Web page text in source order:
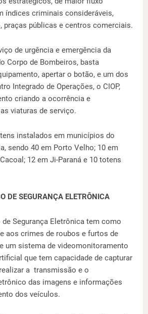
índices criminais consideráveis,
praças públicas e centros comerciais.
de urgência e emergência da
Corpo de Bombeiros, basta
apertar o botão, e um dos
Integrado de Operações, o CIOP,
criando a ocorrência e
viaturas de serviço.
instalados em municípios do
sendo 40 em Porto Velho; 10 em
12 em Ji-Paraná e 10 totens
DE SEGURANÇA ELETRÔNICA
Segurança Eletrônica tem como
aos crimes de roubos e furtos de
um sistema de videomonitoramento
que tem capacidade de capturar
a transmissão e o
das imagens e informações
dos veículos.